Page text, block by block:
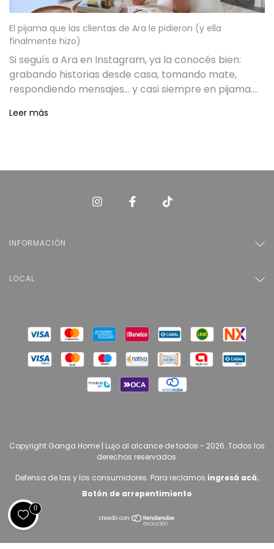
El pijama que las clientas de Ara le pidieron (y ella
finalmente hizo)
Si seguís a Ara en Instagram, ya la conocés bien:
grabando historias desde casa, tomando mate,
respondiendo mensajes… y casi siempre en pijama.
disfruta su tiempo.
Leer más
INFORMACIÓN
LOCAL
Copyright Ganga Home | Lujo al alcance de todos - 2026. Todos los
derechos reservados.
Defensa de las y los consumidores. Para reclamos ingresá acá.
Botón de arrepentimiento
0